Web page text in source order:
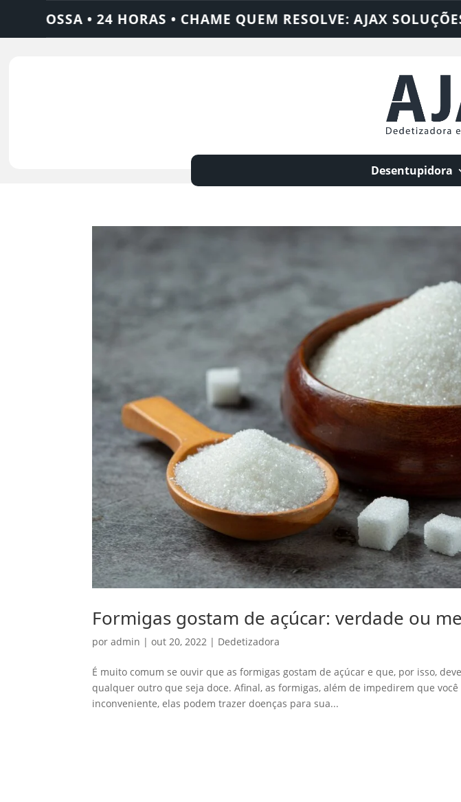
• 24 HORAS • CHAME QUEM RESOLVE: AJAX SOLUÇÕES
Desentupidora
Formigas gostam de açúcar: verdade ou
poradmin |out 20, 2022 | Dedetizadora
É muito comum se ouvir que as formigas gostam de açúcar e que, por isso,
qualquer outro que seja doce. Afinal, as formigas, além de impedirem que
inconveniente, elas podem trazer doenças para sua...